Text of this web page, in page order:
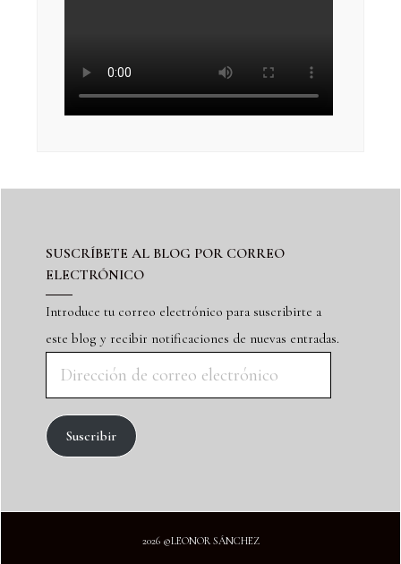
SUSCRÍBETE AL BLOG POR CORREO
ELECTRÓNICO
Introduce tu correo electrónico para suscribirte a
este blog y recibir notificaciones de nuevas entradas.
Suscribir
2026 ©LEONOR SÁNCHEZ